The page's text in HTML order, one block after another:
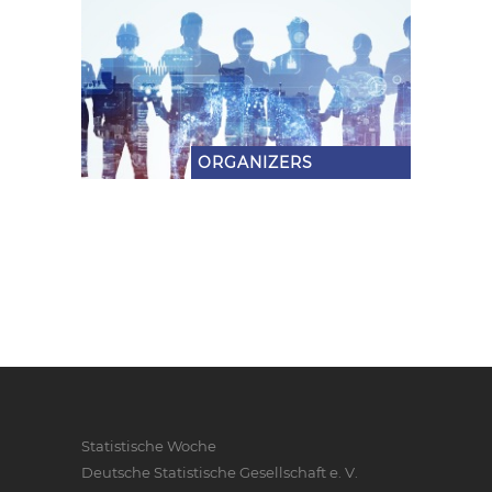
ORGANIZERS
Statistische Woche
Deutsche Statistische Gesellschaft e. V.